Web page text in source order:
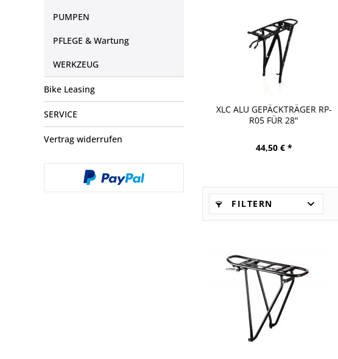
PUMPEN
PFLEGE & Wartung
WERKZEUG
Bike Leasing
SERVICE
Vertrag widerrufen
XLC ALU GEPÄCKTRÄGER RP-
R05 FÜR 28"
44,50 € *
FILTERN